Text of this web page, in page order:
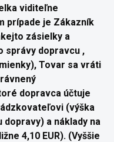
viditeľne
prípade je Zákazník
zásielky a
správy dopravcu ,
Tovar sa vráti
dopravca účtuje
(výška
dopravy) a náklady na
4,10 EUR). (Vyššie